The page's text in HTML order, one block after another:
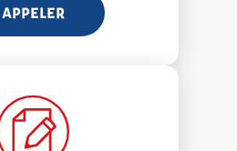
APPELER